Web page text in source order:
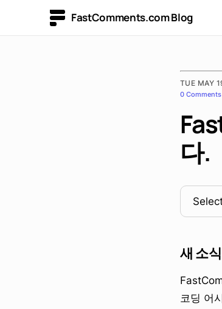
FastComments.com Blog
TUE MAY
0 Comments
다.
새 소식
코딩 어